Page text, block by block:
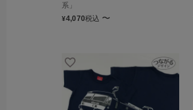
系」
¥4,070税込 〜